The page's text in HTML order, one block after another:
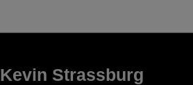
Kevin Strassburg